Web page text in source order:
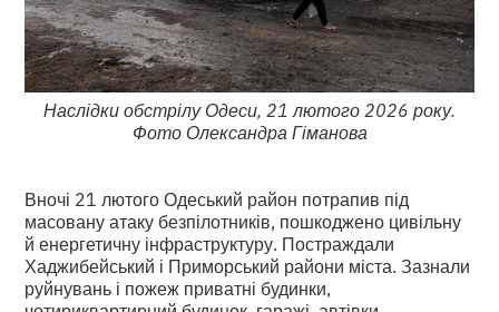
Наслідки обстрілу Одеси, 21 лютого 2026 року.
Фото Олександра Гіманова
Вночі 21 лютого Одеський район потрапив під
масовану атаку безпілотників, пошкоджено цивільну
й енергетичну інфраструктуру. Постраждали
Хаджибейський і Приморський райони міста. Зазнали
руйнувань і пожеж приватні будинки,